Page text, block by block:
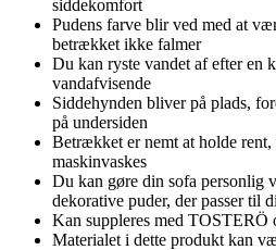
siddekomfort
Pudens farve blir ved med at
betrækket ikke falmer
Du kan ryste vandet af efter en
vandafvisende
Siddehynden bliver på plads,
på undersiden
Betrækket er nemt at holde
maskinvaskes
Du kan gøre din sofa personlig
dekorative puder, der passer til
Kan suppleres med TOSTERÖ
Materialet i dette produkt kan